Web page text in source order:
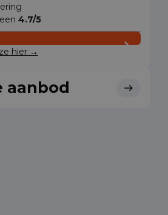
4.7/5
hier →
aanbod